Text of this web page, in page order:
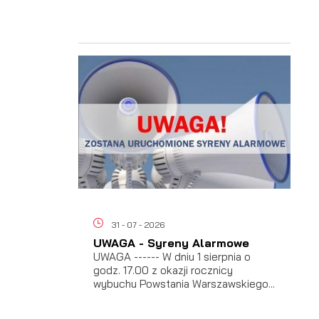
31 - 07 - 2026
UWAGA - Syreny Alarmowe
UWAGA ------ W dniu 1 sierpnia o
godz. 17.00 z okazji rocznicy
wybuchu Powstania Warszawskiego...